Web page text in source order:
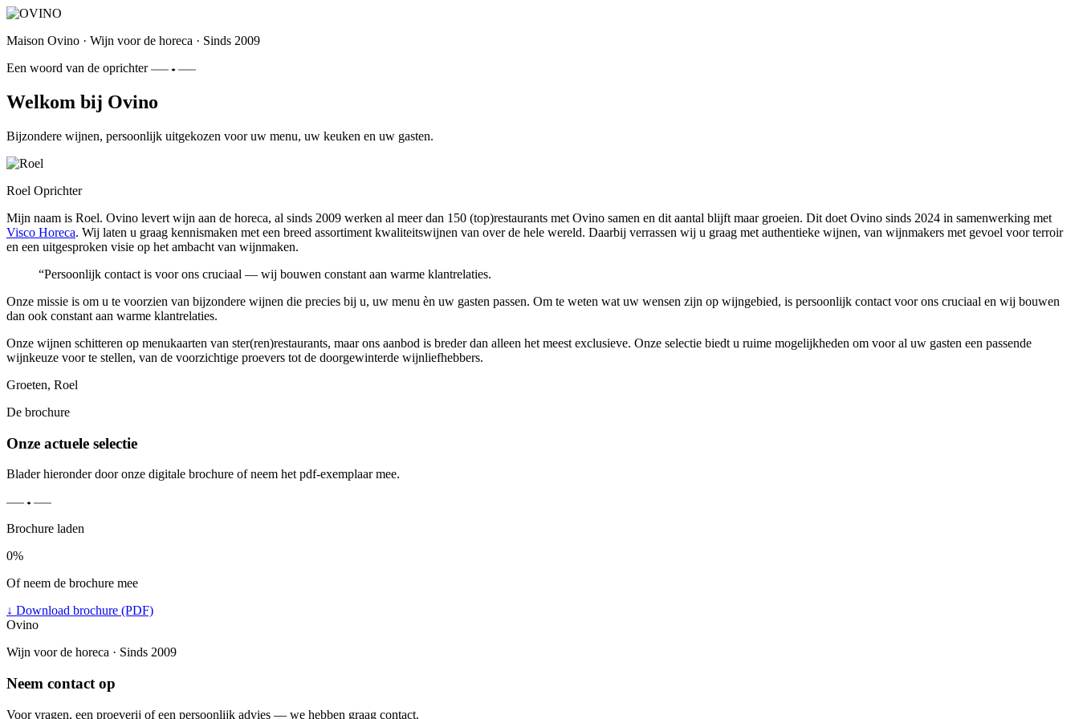
Maison Ovino · Wijn voor de horeca · Sinds 2009
Een woord van de oprichter
Welkom bij Ovino
Bijzondere wijnen, persoonlijk uitgekozen voor uw menu, uw keuken en uw gasten.
Roel Oprichter
Mijn naam is Roel. Ovino levert wijn aan de horeca, al sinds 2009 werken al meer dan 150 (top)restaurants met Ovino samen en dit aantal blijft maar groeien. Dit doet Ovino sinds 2024 in samenwerking met
Visco Horeca. Wij laten u graag kennismaken met een breed assortiment kwaliteitswijnen van over de hele wereld. Daarbij verrassen wij u graag met authentieke wijnen, van wijnmakers met gevoel voor terroir
en een uitgesproken visie op het ambacht van wijnmaken.
“Persoonlijk contact is voor ons cruciaal — wij bouwen constant aan warme klantrelaties.
Onze missie is om u te voorzien van bijzondere wijnen die precies bij u, uw menu èn uw gasten passen. Om te weten wat uw wensen zijn op wijngebied, is persoonlijk contact voor ons cruciaal en wij bouwen
dan ook constant aan warme klantrelaties.
Onze wijnen schitteren op menukaarten van ster(ren)restaurants, maar ons aanbod is breder dan alleen het meest exclusieve. Onze selectie biedt u ruime mogelijkheden om voor al uw gasten een passende
wijnkeuze voor te stellen, van de voorzichtige proevers tot de doorgewinterde wijnliefhebbers.
Groeten, Roel
De brochure
Onze actuele selectie
Blader hieronder door onze digitale brochure of neem het pdf-exemplaar mee.
Brochure laden
0%
Of neem de brochure mee
↓ Download brochure (PDF)
Ovino
Wijn voor de horeca · Sinds 2009
Neem contact op
Voor vragen, een proeverij of een persoonlijk advies — we hebben graag contact.